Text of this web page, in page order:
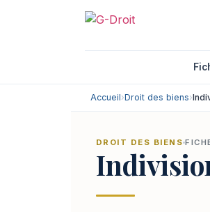
Accueil›Droit des biens›
DROIT DES BIENS